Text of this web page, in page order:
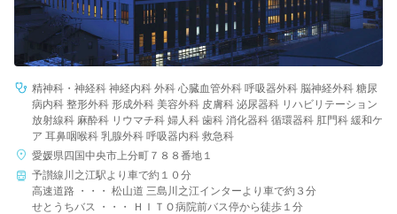
精神科・神経科 神経内科 外科 心臓血管外科 呼吸器外科 脳神経外科 糖尿
病内科 整形外科 形成外科 美容外科 皮膚科 泌尿器科 リハビリテーション
放射線科 麻酔科 リウマチ科 婦人科 歯科 消化器科 循環器科 肛門科 緩和ケ
ア 耳鼻咽喉科 乳腺外科 呼吸器内科 救急科
愛媛県四国中央市上分町７８８番地１
予讃線川之江駅より車で約１０分
高速道路 ・・・ 松山道 三島川之江インターより車で約３分
せとうちバス ・・・ ＨＩＴＯ病院前バス停から徒歩１分